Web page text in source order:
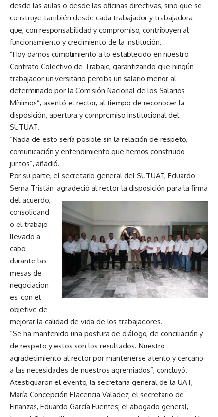
desde las aulas o desde las oficinas directivas, sino que se
construye también desde cada trabajador y trabajadora
que, con responsabilidad y compromiso, contribuyen al
funcionamiento y crecimiento de la institución.
“Hoy damos cumplimiento a lo establecido en nuestro
Contrato Colectivo de Trabajo, garantizando que ningún
trabajador universitario perciba un salario menor al
determinado por la Comisión Nacional de los Salarios
Mínimos”, asentó el rector, al tiempo de reconocer la
disposición, apertura y compromiso institucional del
SUTUAT.
“Nada de esto sería posible sin la relación de respeto,
comunicación y entendimiento que hemos construido
juntos”, añadió.
Por su parte, el secretario general del SUTUAT, Eduardo
Serna Tristán, agradeció al rector la disposición para la firma
del acuerdo,
consolidand
o el trabajo
llevado a
cabo
durante las
mesas de
negociacion
es, con el
objetivo de
mejorar la calidad de vida de los trabajadores.
“Se ha mantenido una postura de diálogo, de conciliación y
de respeto y estos son los resultados. Nuestro
agradecimiento al rector por mantenerse atento y cercano
a las necesidades de nuestros agremiados”, concluyó.
Atestiguaron el evento, la secretaria general de la UAT,
María Concepción Placencia Valadez; el secretario de
Finanzas, Eduardo García Fuentes; el abogado general,